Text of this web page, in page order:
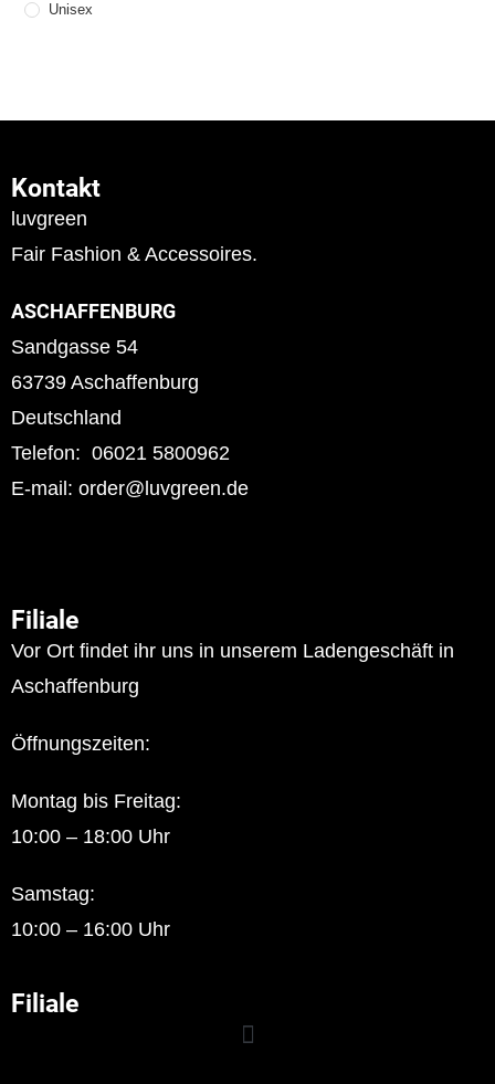
Unisex
Kontakt
luvgreen
Fair Fashion & Accessoires.
ASCHAFFENBURG
Sandgasse 54
63739 Aschaffenburg
Deutschland
Telefon: 06021 5800962
E-mail: order@luvgreen.de
Filiale
Vor Ort findet ihr uns in unserem Ladengeschäft in
Aschaffenburg
Öffnungszeiten:
Montag bis Freitag:
10:00 – 18:00 Uhr
Samstag:
10:00 – 16:00 Uhr
Filiale